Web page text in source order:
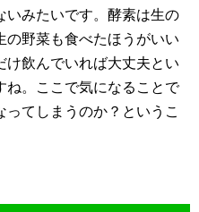
いみたいです。酵素は生の
の野菜も食べたほうがいい
け飲んでいれば大丈夫とい
ね。ここで気になることで
てしまうのか？というこ